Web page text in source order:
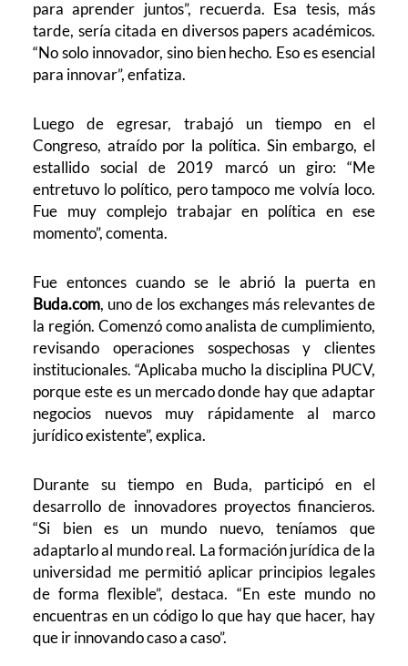
para aprender juntos”, recuerda. Esa tesis, más
tarde, sería citada en diversos papers académicos.
“No solo innovador, sino bien hecho. Eso es esencial
para innovar”, enfatiza.
Luego de egresar, trabajó un tiempo en el
Congreso, atraído por la política. Sin embargo, el
estallido social de 2019 marcó un giro: “Me
entretuvo lo político, pero tampoco me volvía loco.
Fue muy complejo trabajar en política en ese
momento”, comenta.
Fue entonces cuando se le abrió la puerta en
Buda.com, uno de los exchanges más relevantes de
la región. Comenzó como analista de cumplimiento,
revisando operaciones sospechosas y clientes
institucionales. “Aplicaba mucho la disciplina PUCV,
porque este es un mercado donde hay que adaptar
negocios nuevos muy rápidamente al marco
jurídico existente”, explica.
Durante su tiempo en Buda, participó en el
desarrollo de innovadores proyectos financieros.
“Si bien es un mundo nuevo, teníamos que
adaptarlo al mundo real. La formación jurídica de la
universidad me permitió aplicar principios legales
de forma flexible”, destaca. “En este mundo no
encuentras en un código lo que hay que hacer, hay
que ir innovando caso a caso”.